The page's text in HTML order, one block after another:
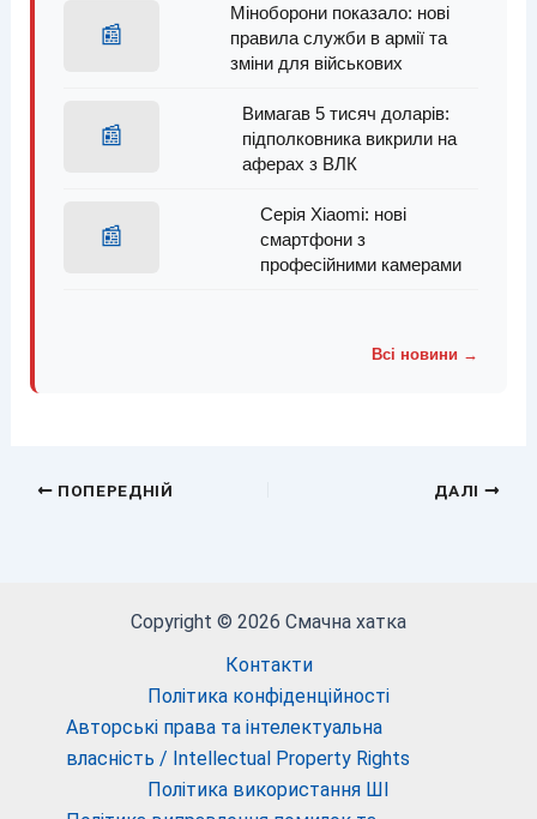
📰
Міноборони показало: нові
правила служби в армії та
зміни для військових
📰
Вимагав 5 тисяч доларів:
підполковника викрили на
аферах з ВЛК
📰
Серія Xiaomi: нові
смартфони з
професійними камерами
Всі новини →
ПОПЕРЕДНІЙ ДАЛІ
Copyright © 2026 Смачна хатка
Контакти
Політика конфіденційності
Авторські права та інтелектуальна
власність / Intellectual Property Rights
Політика використання ШІ